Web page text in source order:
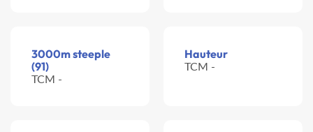
3000m steeple
(91)
TCM -
Hauteur
TCM -